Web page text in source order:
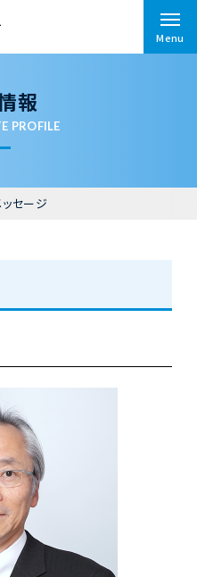
株式会社DJ-WAVEエンジニ
報
PROFILE
ッセージ